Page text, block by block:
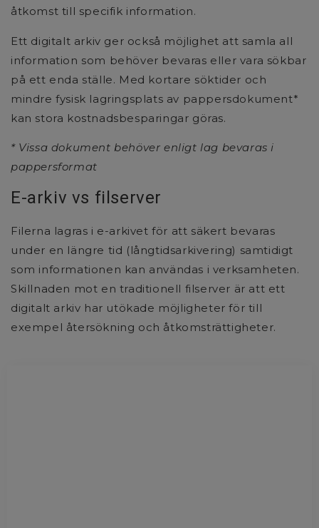
åtkomst till specifik information.
Ett digitalt arkiv ger också möjlighet att samla all
information som behöver bevaras eller vara sökbar
på ett enda ställe. Med kortare söktider och
mindre fysisk lagringsplats av pappersdokument*
kan stora kostnadsbesparingar göras.
* Vissa dokument behöver enligt lag bevaras i
pappersformat
E-arkiv vs filserver
Filerna lagras i e-arkivet för att säkert bevaras
under en längre tid (långtids­arkivering) samtidigt
som informationen kan användas i verksamheten.
Skillnaden mot en traditionell filserver är att ett
digitalt arkiv har utökade möjligheter för till
exempel återsökning och åtkomsträttigheter.